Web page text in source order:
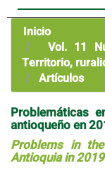
Inicio
Vol. 11
Territorio,
Artículos
Problemáticas
antioqueño en
Problems in
Antioquia in 2019